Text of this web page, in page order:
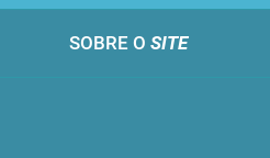
SOBRE O SITE